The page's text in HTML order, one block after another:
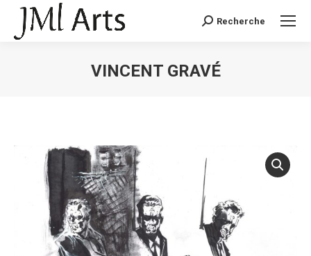
Recherche
Recherche
VINCENT GRAVÉ